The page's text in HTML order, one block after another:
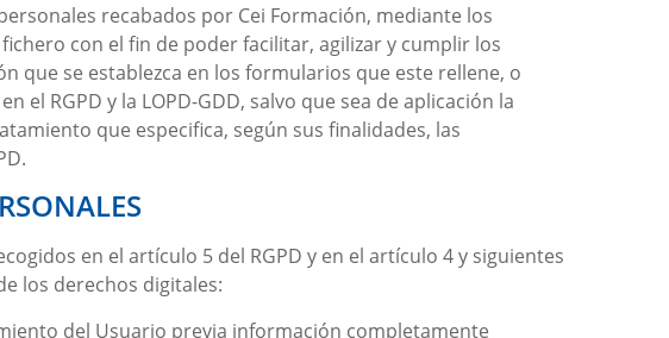
recabados por Cei Formación, mediante los
con el fin de poder facilitar, agilizar y cumplir los
que se establezca en los formularios que este rellene, o
RGPD y la LOPD-GDD, salvo que sea de aplicación la
que especifica, según sus finalidades, las
en el artículo 5 del RGPD y en el artículo 4 y siguientes
los derechos digitales:
del Usuario previa información completamente